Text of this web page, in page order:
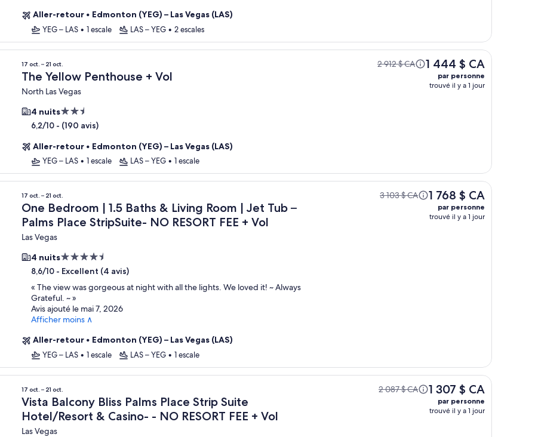
Aller-retour • Edmonton (YEG) – Las Vegas (LAS)
YEG – LAS • 1 escale LAS – YEG • 2 escales
17 oct. – 21 oct.
The Yellow Penthouse + Vol
North Las Vegas
4 nuitsHébergement
2.5 étoiles
6,2/10 - (190 avis)
Aller-retour • Edmonton (YEG) – Las Vegas (LAS)
YEG – LAS • 1 escale LAS – YEG • 1 escale
2 912 $ CA 1 444 $ CA
par personne
trouvé il y a 1 jour
17 oct. – 21 oct.
One Bedroom | 1.5 Baths & Living Room | Jet Tub –
Palms Place StripSuite- NO RESORT FEE + Vol
Las Vegas
4 nuitsHébergement
4.5 étoiles
8,6/10 - Excellent (4 avis)
« The view was gorgeous at night with all the lights. We loved it! ~ Always
Grateful. ~»
Avis ajouté le mai 7, 2026
Afficher moins ∧
Aller-retour • Edmonton (YEG) – Las Vegas (LAS)
YEG – LAS • 1 escale LAS – YEG • 1 escale
3 103 $ CA 1 768 $ CA
par personne
trouvé il y a 1 jour
Place StripSuite- NO RESORT FEE
17 oct. – 21 oct.
Vista Balcony Bliss Palms Place Strip Suite
Hotel/Resort & Casino- - NO RESORT FEE + Vol
Las Vegas
2 087 $ CA 1 307 $ CA
par personne
trouvé il y a 1 jour
& Casino- - NO RESORT FEE